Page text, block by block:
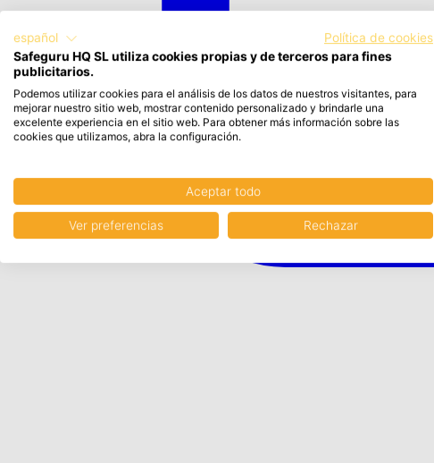
español
Política de cookies
Safeguru HQ SL utiliza cookies propias y de terceros para fines
publicitarios.
Podemos utilizar cookies para el análisis de los datos de nuestros visitantes, para
mejorar nuestro sitio web, mostrar contenido personalizado y brindarle una
excelente experiencia en el sitio web. Para obtener más información sobre las
cookies que utilizamos, abra la configuración.
Aceptar todo
Ver preferencias Rechazar